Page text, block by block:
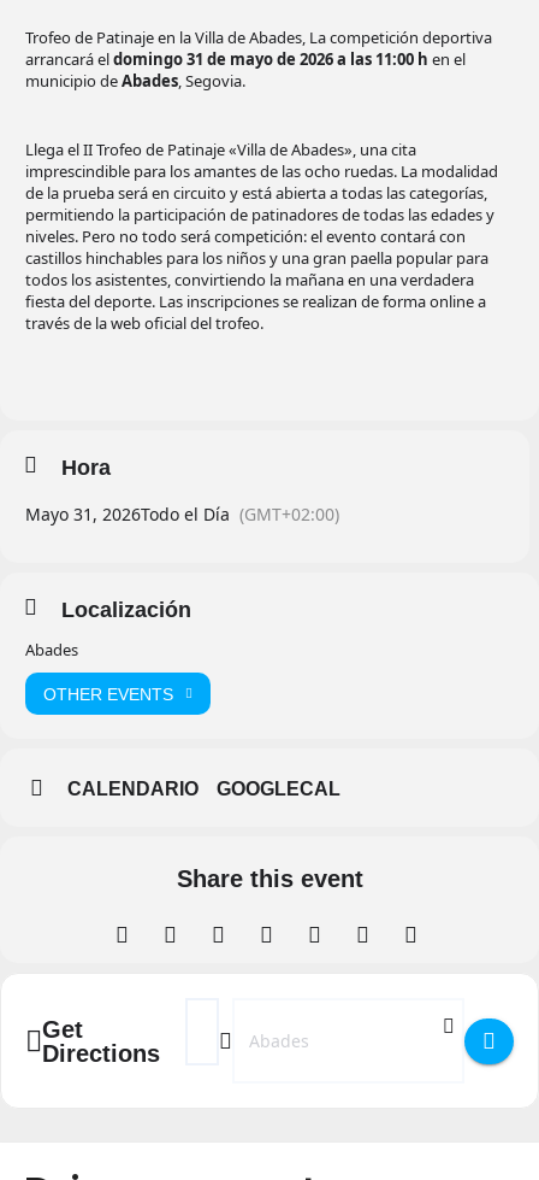
Trofeo de Patinaje en la Villa de Abades, La competición deportiva
arrancará eldomingo 31 de mayo de 2026 a las 11:00 h en el
municipio deAbades, Segovia.
Llega el II Trofeo de Patinaje «Villa de Abades», una cita
imprescindible para los amantes de las ocho ruedas. La modalidad
de la prueba será en circuito y está abierta a todas las categorías,
permitiendo la participación de patinadores de todas las edades y
niveles. Pero no todo será competición: el evento contará con
castillos hinchables para los niños y una gran paella popular para
todos los asistentes, convirtiendo la mañana en una verdadera
fiesta del deporte. Las inscripciones se realizan de forma online a
través de la web oficial del trofeo.
Hora
Mayo 31, 2026Todo el Día (GMT+02:00)
Localización
Abades
OTHER EVENTS
CALENDARIO GOOGLECAL
Share this event
Get
Directions
Address - Trofeo de Patinaje en la Villa de
Destination Address - Trofeo de